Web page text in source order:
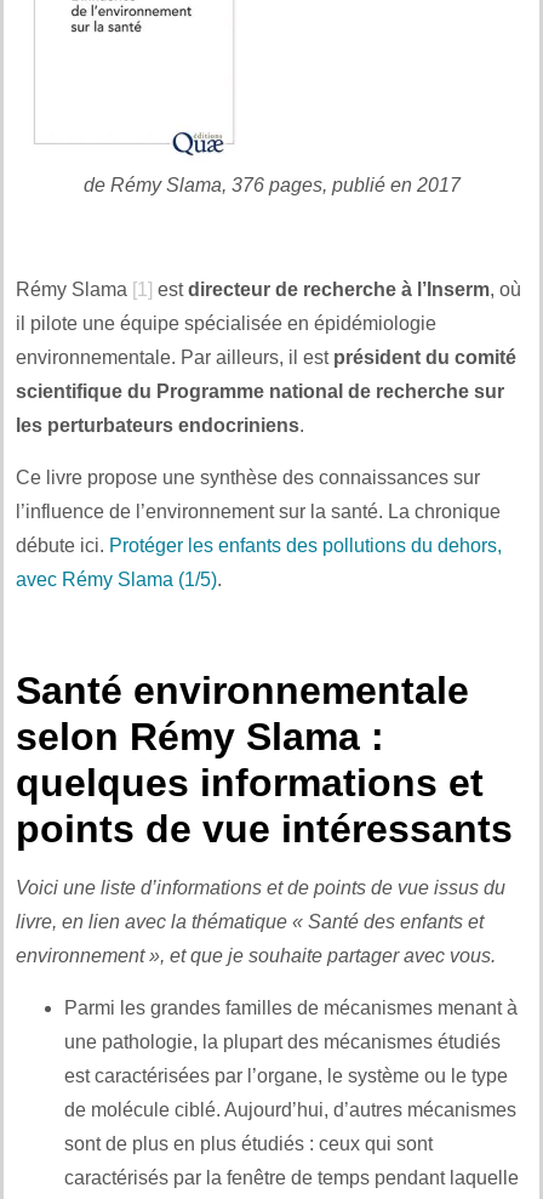
de Rémy Slama, 376 pages, publié en 2017
Rémy Slama [1] estdirecteur de recherche à l’Inserm, où
il pilote une équipe spécialisée en épidémiologie
environnementale. Par ailleurs, il est président du comité
scientifique du Programme national de recherche sur
les perturbateurs endocriniens.
Ce livre propose une synthèse des connaissances sur
l’influence de l’environnement sur la santé. La chronique
débute ici. Protéger les enfants des pollutions du dehors,
avec Rémy Slama (1/5).
Santé environnementale
selon Rémy Slama :
quelques informations et
points de vue intéressants
Voici une liste d’informations et de points de vue issus du
livre, en lien avec la thématique « Santé des enfants et
environnement », et que je souhaite partager avec vous.
Parmi les grandes familles de mécanismes menant à
une pathologie, la plupart des mécanismes étudiés
est caractérisées par l’organe, le système ou le type
de molécule ciblé. Aujourd’hui, d’autres mécanismes
sont de plus en plus étudiés : ceux qui sont
caractérisés par la fenêtre de temps pendant laquelle